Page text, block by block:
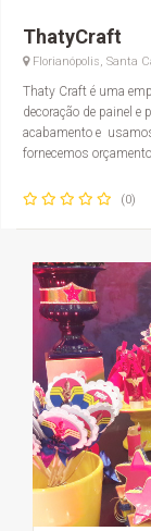
ThatyCraft
Florianópolis, Santa
Thaty Craft é uma
decoração de painel
acabamento e
fornecemos
(0)